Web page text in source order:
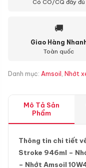
Có CO/CQ đầy đủ
🚚
Giao Hàng
Toàn quốc
Danh mục: Amsoil , Nhớt
Mô Tả Sản
Phẩm
Thông tin chi tiết
Stroke 946ml –
– Nhớt Amsoil